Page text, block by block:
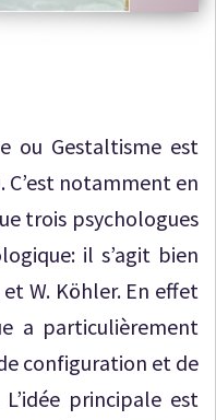
ou Gestaltisme est
C’est notamment en
trois psychologues
il s’agit bien
W. Köhler. En effet
a particulièrement
configuration et de
principale est